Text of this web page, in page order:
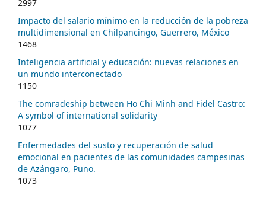
2997
Impacto del salario mínimo en la reducción de la pobreza
multidimensional en Chilpancingo, Guerrero, México
1468
Inteligencia artificial y educación: nuevas relaciones en
un mundo interconectado
1150
The comradeship between Ho Chi Minh and Fidel Castro:
A symbol of international solidarity
1077
Enfermedades del susto y recuperación de salud
emocional en pacientes de las comunidades campesinas
de Azángaro, Puno.
1073